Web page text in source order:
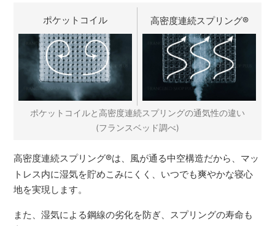
ポケットコイル 高密度連続スプリング®
ポケットコイルと高密度連続スプリングの通気性の違い
(フランスベッド調べ)
高密度連続スプリング®は、風が通る中空構造だから、マッ
トレス内に湿気を貯めこみにくく、いつでも爽やかな寝心
地を実現します。
また、湿気による鋼線の劣化を防ぎ、スプリングの寿命も